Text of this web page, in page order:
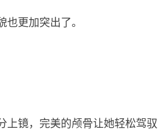
更加突出了。
上镜，完美的颅骨让她轻松驾